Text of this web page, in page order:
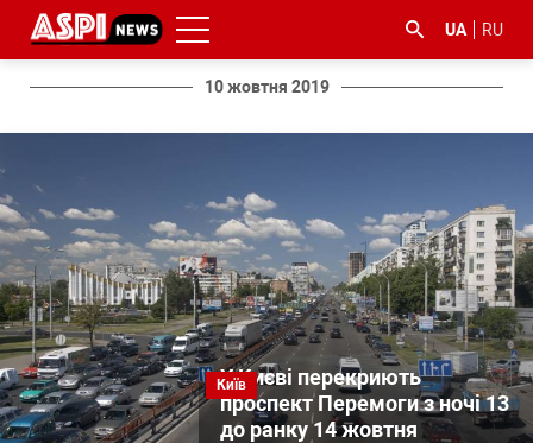
UA RU
10 жовтня 2019
Київ
У Києві перекриють
проспект Перемоги з ночі 13
до ранку 14 жовтня
#ООС
#боротьба
з
корупцією
#ДФС #Київ #коронавірус